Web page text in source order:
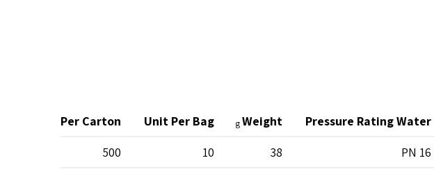
Pressure Rating Water
Weight
g
Unit Per Bag
Unit Per Carton
PN 16
38
10
500